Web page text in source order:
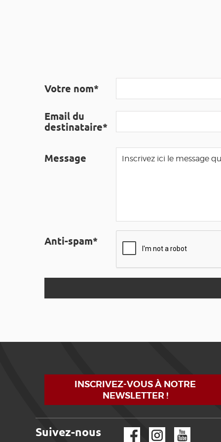
Votre nom*
Email du
destinataire*
Message
Anti-spam*
INSCRIVEZ-VOUS À NOTRE
NEWSLETTER !
Suivez-nous